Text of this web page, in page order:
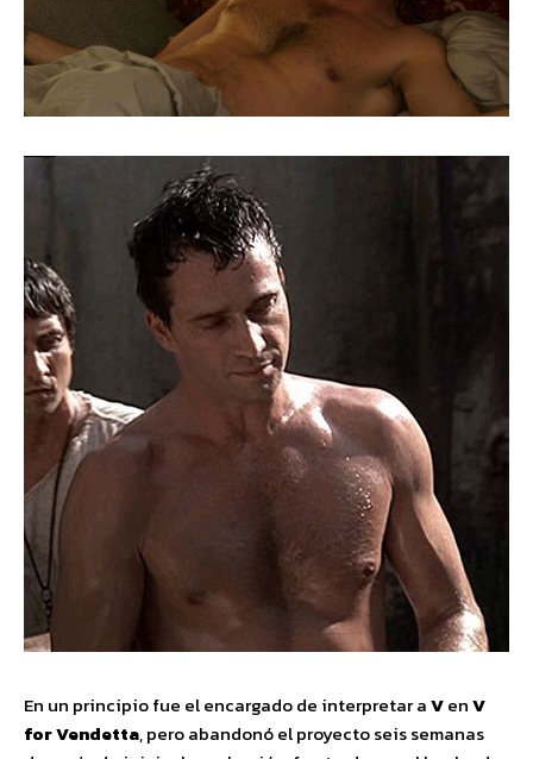
En un principio fue el encargado de interpretar aVenV
for Vendetta, pero abandonó el proyecto seis semanas